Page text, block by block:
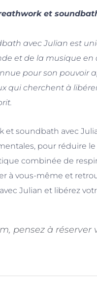
et
avec Julian est
et de la musique en
pour son pouvoir
qui cherchent à
et soundbath avec
pour réduire
combinée de
à vous-même et
Julian et libérez
pensez à réserver